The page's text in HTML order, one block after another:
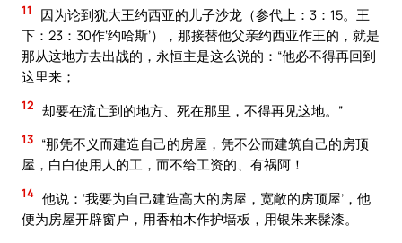
11
因为论到犹大王约西亚的儿子沙龙（参代上：3：15。王
下：23：30作‘约哈斯’），那接替他父亲约西亚作王的，就是
那从这地方去出战的，永恒主是这么说的：“他必不得再回到
这里来；
12 却要在流亡到的地方、死在那里，不得再见这地。”
13 “那凭不义而建造自己的房屋，凭不公而建筑自己的房顶
屋，白白使用人的工，而不给工资的、有祸阿！
14 他说：‘我要为自己建造高大的房屋，宽敞的房顶屋’，他
便为房屋开辟窗户，用香柏木作护墙板，用银朱来髹漆。